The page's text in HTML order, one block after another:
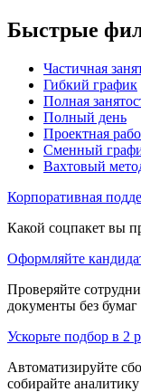
Быстрые
Частичная
Гибкий график
Полная
Полный день
Проектная
Сменный
Вахтовый
Корпоративная
Какой соцпакет вы
Оформляйте
Проверяйте
документы без
Ускорьте подбор в 2
Автоматизируйте
собирайте